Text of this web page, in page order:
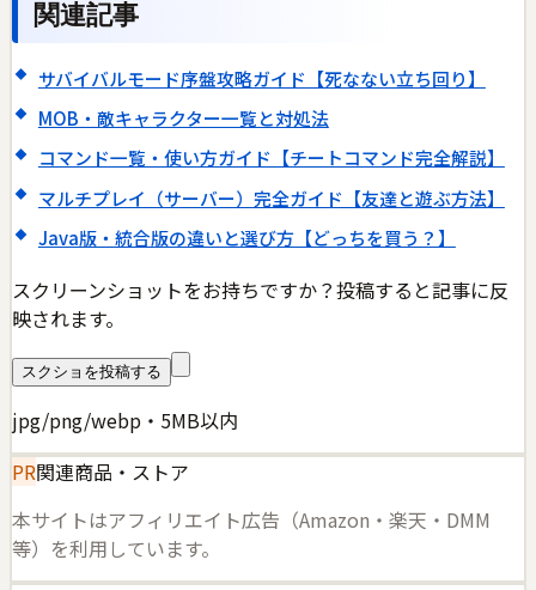
関連記事
サバイバルモード序盤攻略ガイド【死なない立ち回り】
MOB・敵キャラクター一覧と対処法
コマンド一覧・使い方ガイド【チートコマンド完全解説】
マルチプレイ（サーバー）完全ガイド【友達と遊ぶ方法】
Java版・統合版の違いと選び方【どっちを買う？】
スクリーンショットをお持ちですか？投稿すると記事に反
映されます。
スクショを投稿する
jpg/png/webp・5MB以内
PR関連商品・ストア
本サイトはアフィリエイト広告（Amazon・楽天・DMM
等）を利用しています。